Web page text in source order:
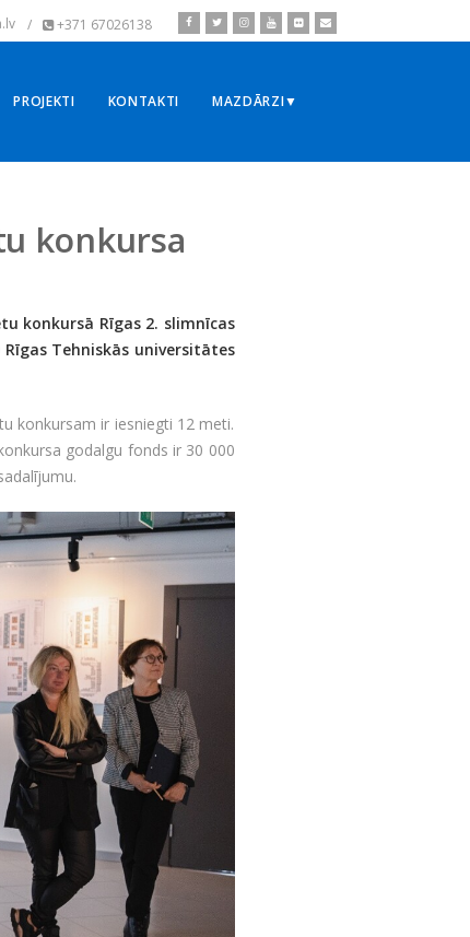
/ +371 67026138
PROJEKTI KONTAKTI MAZDĀRZI▼
konkursa
konkursā Rīgas 2. slimnīcas
Tehniskās universitātes
konkursam ir iesniegti 12 meti.
godalgu fonds ir 30 000